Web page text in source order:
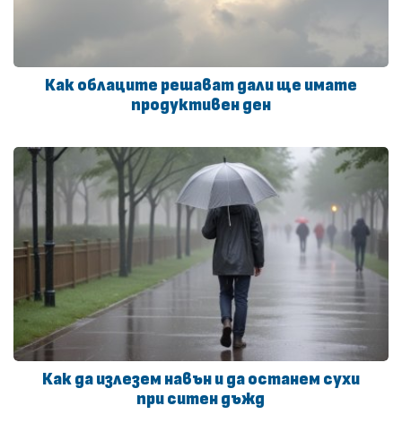
Как облаците решават дали ще имате
продуктивен ден
Как да излезем навън и да останем сухи
при ситен дъжд